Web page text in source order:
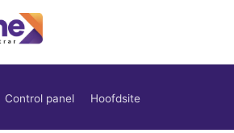
Control panel
Hoofdsite